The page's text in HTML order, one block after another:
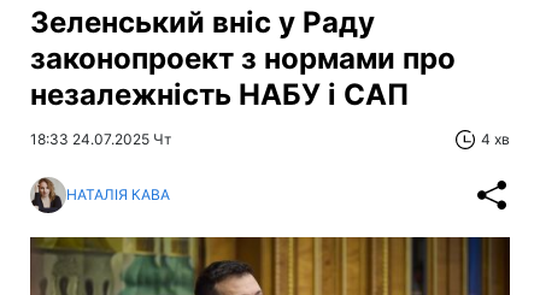
Зеленський вніс у Раду
законопроект з нормами про
незалежність НАБУ і САП
18:33 24.07.2025 Чт 4 хв
НАТАЛІЯ КАВА